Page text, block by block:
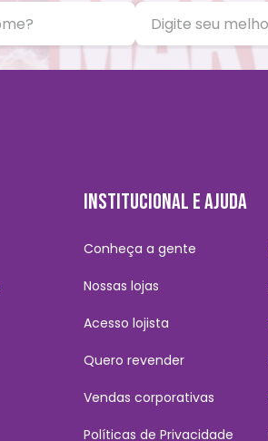
INSTITUCIONAL E AJUDA
Conheça a gente
Nossas lojas
Acesso lojista
Quero revender
Vendas corporativas
Políticas de Privacidade